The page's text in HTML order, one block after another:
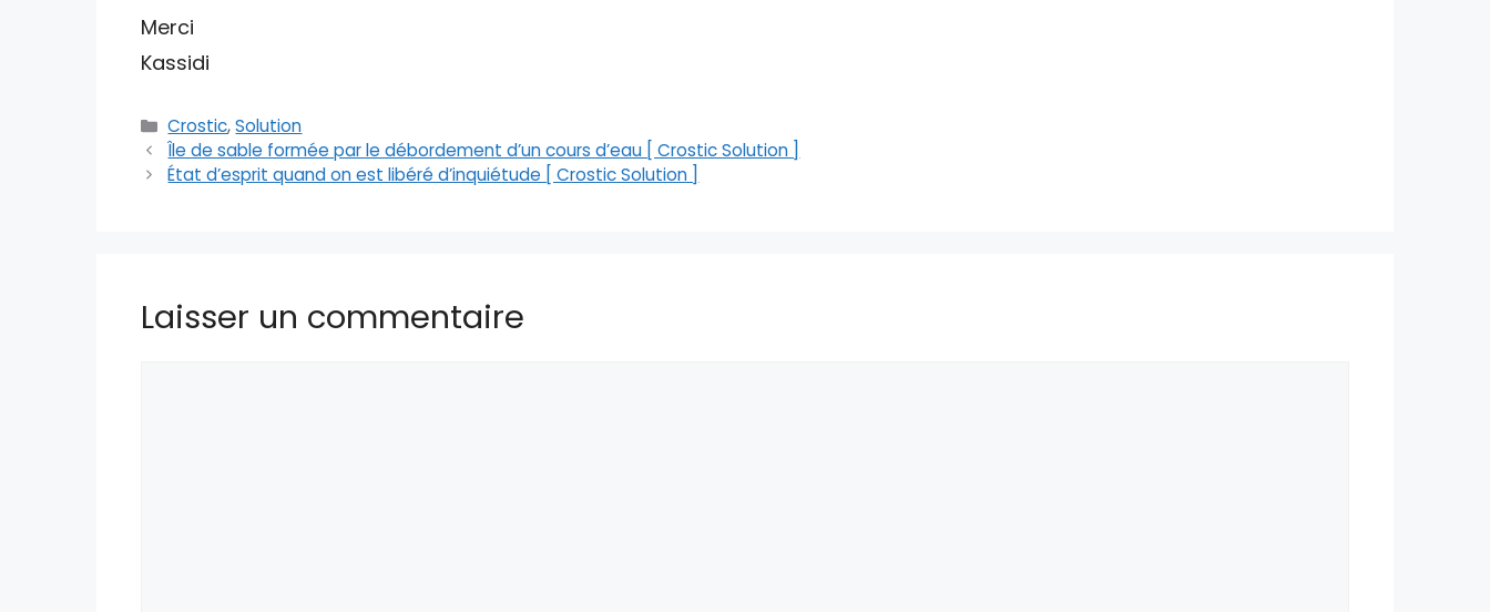
Merci
Kassidi
Catégories
Crostic,Solution
Île de sable formée par le débordement d’un cours d’eau [ Crostic Solution ]
État d’esprit quand on est libéré d’inquiétude [ Crostic Solution ]
Laisser un commentaire